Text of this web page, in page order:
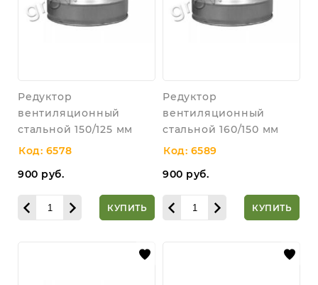
Редуктор
вентиляционный
стальной 150/125 мм
Код: 6578
900 руб.
КУПИТЬ
Редуктор
вентиляционный
стальной 160/150 мм
Код: 6589
900 руб.
КУПИТЬ